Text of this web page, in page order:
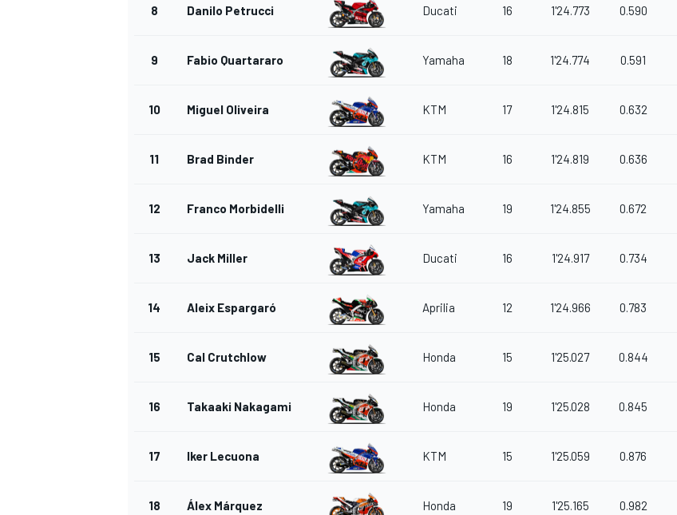
8 Danilo Petrucci Ducati 16 1'24.773 0.590
9 Fabio Quartararo Yamaha 18 1'24.774 0.591
10 Miguel Oliveira KTM 17 1'24.815 0.632
11 Brad Binder KTM 16 1'24.819 0.636
12 Franco Morbidelli Yamaha 19 1'24.855 0.672
13 Jack Miller Ducati 16 1'24.917 0.734
14 Aleix Espargaró Aprilia 12 1'24.966 0.783
15 Cal Crutchlow Honda 15 1'25.027 0.844
16 Takaaki Nakagami Honda 19 1'25.028 0.845
17 Iker Lecuona KTM 15 1'25.059 0.876
18 Álex Márquez Honda 19 1'25.165 0.982